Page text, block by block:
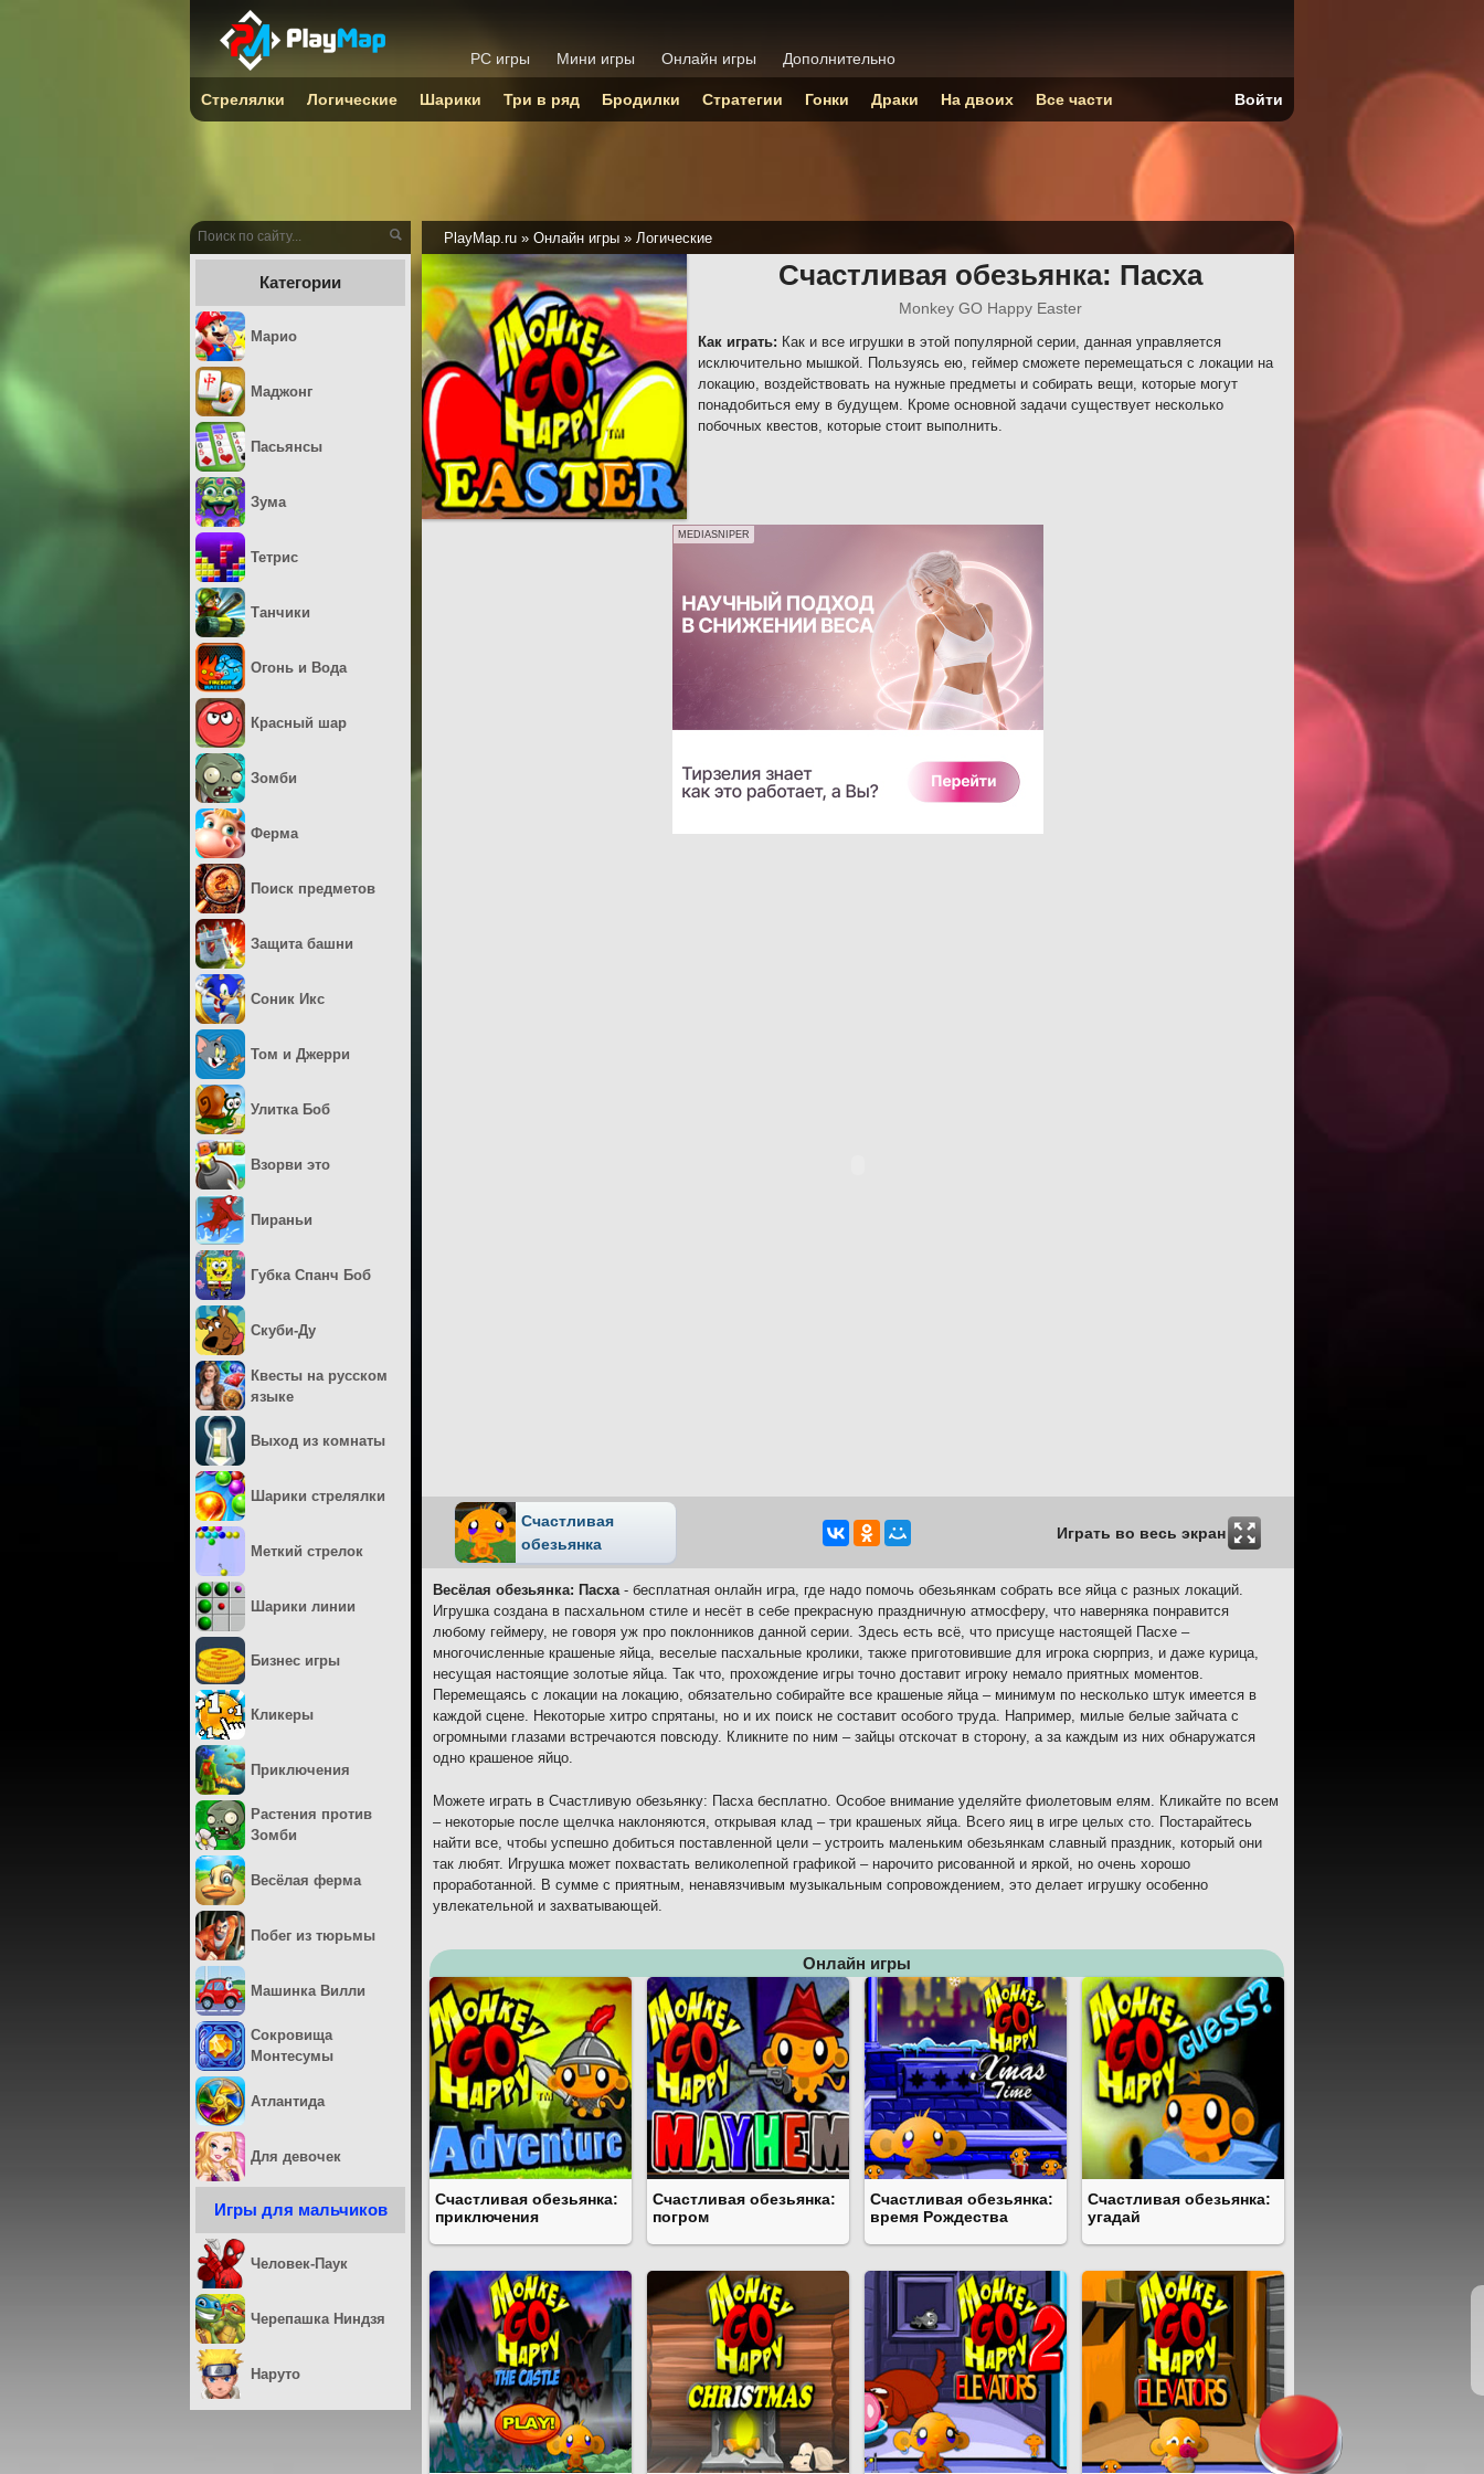
PlayMap.ru » Онлайн игры » Логические
Счастливая обезьянка: Пасха
Monkey GO Happy Easter
Как играть: Как и все игрушки в этой популярной серии, данная управляется
исключительно мышкой. Пользуясь ею, геймер сможете перемещаться с локации на
локацию, воздействовать на нужные предметы и собирать вещи, которые могут
понадобиться ему в будущем. Кроме основной задачи существует несколько
побочных квестов, которые стоит выполнить.
MEDIASNIPER
Счастливая
обезьянка
Играть во весь экран
Весёлая обезьянка: Пасха- бесплатная онлайн игра, где надо помочь обезьянкам собрать все яйца с разных локаций.
Игрушка создана в пасхальном стиле и несёт в себе прекрасную праздничную атмосферу, что наверняка понравится
любому геймеру, не говоря уж про поклонников данной серии. Здесь есть всё, что присуще настоящей Пасхе –
многочисленные крашеные яйца, веселые пасхальные кролики, также приготовившие для игрока сюрприз, и даже курица,
несущая настоящие золотые яйца. Так что, прохождение игры точно доставит игроку немало приятных моментов.
Перемещаясь с локации на локацию, обязательно собирайте все крашеные яйца – минимум по несколько штук имеется в
каждой сцене. Некоторые хитро спрятаны, но и их поиск не составит особого труда. Например, милые белые зайчата с
огромными глазами встречаются повсюду. Кликните по ним – зайцы отскочат в сторону, а за каждым из них обнаружатся
одно крашеное яйцо.
Можете играть в Счастливую обезьянку: Пасха бесплатно. Особое внимание уделяйте фиолетовым елям. Кликайте по всем
– некоторые после щелчка наклоняются, открывая клад – три крашеных яйца. Всего яиц в игре целых сто. Постарайтесь
найти все, чтобы успешно добиться поставленной цели – устроить маленьким обезьянкам славный праздник, который они
так любят. Игрушка может похвастать великолепной графикой – нарочито рисованной и яркой, но очень хорошо
проработанной. В сумме с приятным, ненавязчивым музыкальным сопровождением, это делает игрушку особенно
увлекательной и захватывающей.
Онлайн игры
Счастливая обезьянка:
приключения
Счастливая обезьянка:
погром
Счастливая обезьянка:
время Рождества
Счастливая обезьянка:
угадай
Категории
Марио
Маджонг
Пасьянсы
Зума
Тетрис
Танчики
Огонь и Вода
Красный шар
Зомби
Ферма
Поиск предметов
Защита башни
Соник Икс
Том и Джерри
Улитка Боб
Взорви это
Пираньи
Губка Спанч Боб
Скуби-Ду
Квесты на русском
языке
Выход из комнаты
Шарики стрелялки
Меткий стрелок
Шарики линии
Бизнес игры
Кликеры
Приключения
Растения против
Зомби
Весёлая ферма
Побег из тюрьмы
Машинка Вилли
Сокровища
Монтесумы
Атлантида
Для девочек
Игры для мальчиков
Человек-Паук
Черепашка Ниндзя
Наруто
PC игры Мини игры Онлайн игры Дополнительно
Стрелялки Логические Шарики Три в ряд Бродилки Стратегии Гонки Драки На двоих Все части Войти